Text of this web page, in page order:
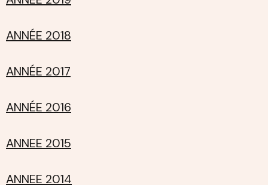
ANNÉE 2018
ANNÉE 2017
ANNÉE 2016
ANNEE 2015
ANNEE 2014